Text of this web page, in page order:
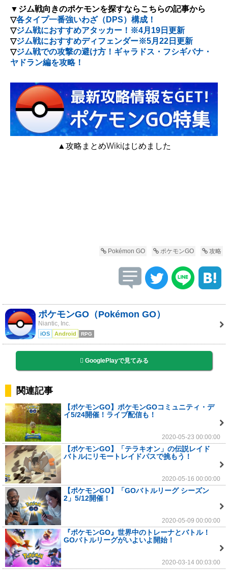
▼ジム戦向きのポケモンを探すならこちらの記事から
▽各タイプ一番強いわざ（DPS）構成！
▽ジム戦におすすめアタッカー！※4月19日更新
▽ジム戦におすすめディフェンダー※5月22日更新
▽ジム戦での攻撃の避け方！ギャラドス・フシギバナ・
ヤドラン編を攻略！
▲攻略まとめWikiはじめました
Pokémon GO ポケモンGO 攻略
ポケモンGO（Pokémon GO）
Niantic, Inc.
iOS Android RPG
GooglePlayで見てみる
関連記事
【ポケモンGO】ポケモンGOコミュニティ・デ
イ5/24開催！ライブ配信も！
2020-05-23 00:00:00
【ポケモンGO】「テラキオン」の伝説レイド
バトルにリモートレイドパスで挑もう！
2020-05-16 00:00:00
【ポケモンGO】「GOバトルリーグ シーズン
2」5/12開催！
2020-05-09 00:00:00
『ポケモンGO』世界中のトレーナとバトル！
GOバトルリーグがいよいよ開始！
2020-03-14 00:03:00